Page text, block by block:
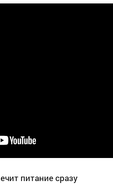
питание сразу